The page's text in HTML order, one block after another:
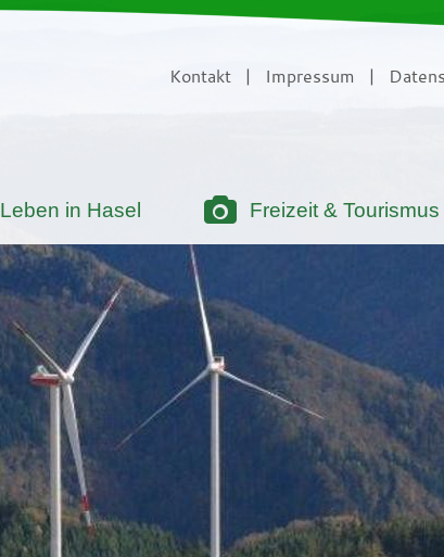
Kontakt | Impressum |
Leben in Hasel Freizeit & Tourismus